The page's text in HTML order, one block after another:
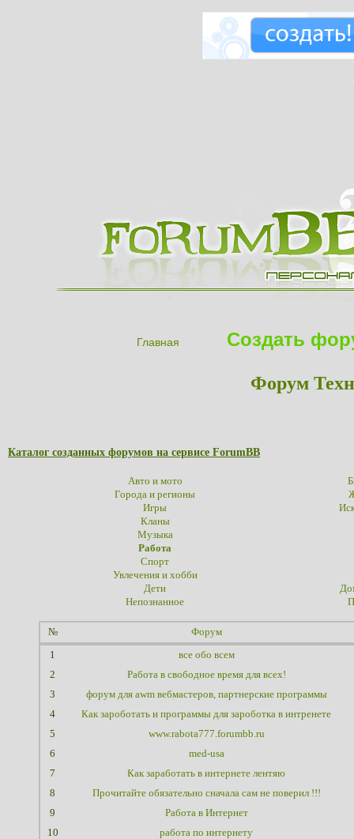
Главная Создать
Форум
Каталог созданных форумов на сервисе ForumBB
Авто и мото
Города и регионы
Игры
Кланы
Музыка
Работа
Спорт
Увлечения и хобби
Дети
Непознанное
№ Форум
1
все обо всем
2
Работа в свободное время для всех!
3
форум для awm вебмастеров, партнерские программы
4
Как зароботать и программы для зароботка в интренете
5
www.rabota777.forumbb.ru
6
med-usa
7
Как заработать в интернете лентяю
8
Прочитайте обязательно сначала сам не поверил !!!
9
Работа в Интернет
10
работа по интернету